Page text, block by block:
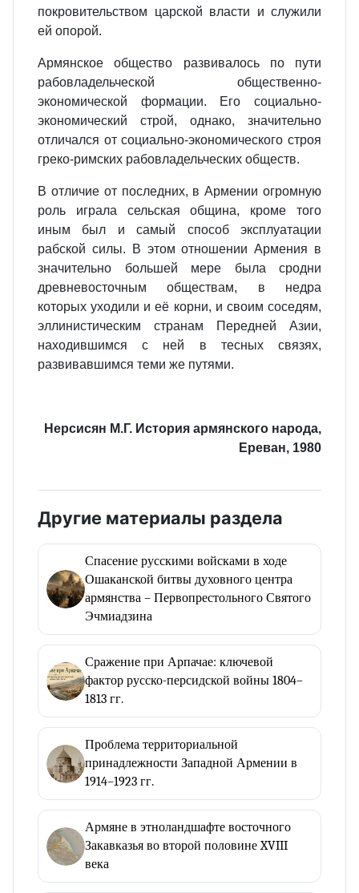
покровительством царской власти и служили
ей опорой.
Армянское общество развивалось по пути
рабовладельческой общественно‐
экономической формации. Его социально‐
экономический строй, однако, значительно
отличался от социально‐экономического строя
греко‐римских рабовладельческих обществ.
В отличие от последних, в Армении огромную
роль играла сельская община, кроме того
иным был и самый способ эксплуатации
рабской силы. В этом отношении Армения в
значительно большей мере была сродни
древневосточным обществам, в недра
которых уходили и её корни, и своим соседям,
эллинистическим странам Передней Азии,
находившимся с ней в тесных связях,
развивавшимся теми же путями.
Нерсисян М.Г. История армянского народа,
Ереван, 1980
Другие материалы раздела
Спасение русскими войсками в ходе
Ошаканской битвы духовного центра
армянства – Первопрестольного Святого
Эчмиадзина
Сражение при Арпачае: ключевой
фактор русско-персидской войны 1804–
1813 гг.
Проблема территориальной
принадлежности Западной Армении в
1914–1923 гг.
Армяне в этноландшафте восточного
Закавказья во второй половине XVIII
века